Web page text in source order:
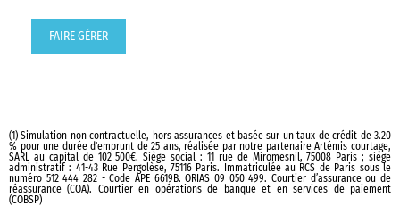
FAIRE GÉRER
(1) Simulation non contractuelle, hors assurances et basée sur un taux de crédit de 3.20
% pour une durée d'emprunt de 25 ans, réalisée par notre partenaire Artémis courtage,
SARL au capital de 102 500€. Siège social : 11 rue de Miromesnil, 75008 Paris ; siège
administratif : 41-43 Rue Pergolèse, 75116 Paris. Immatriculée au RCS de Paris sous le
numéro 512 444 282 - Code APE 6619B. ORIAS 09 050 499. Courtier d’assurance ou de
réassurance (COA). Courtier en opérations de banque et en services de paiement
(COBSP)